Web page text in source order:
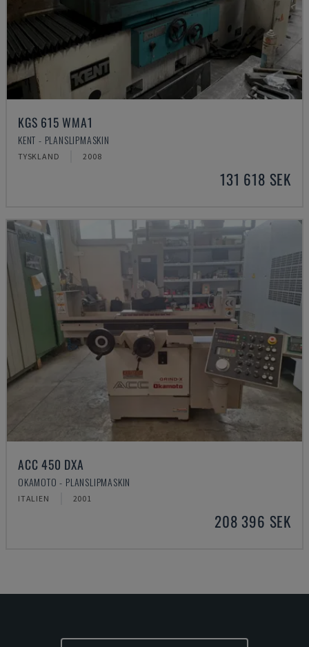
KGS 615 WMA1
KENT - PLANSLIPMASKIN
TYSKLAND 2008
131 618 SEK
ACC 450 DXA
OKAMOTO - PLANSLIPMASKIN
ITALIEN 2001
208 396 SEK